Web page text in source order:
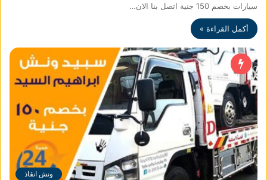
سيارات بخصم 150 جنية اتصل بنا الان…
أكمل القراءة »
ونش انقاذ